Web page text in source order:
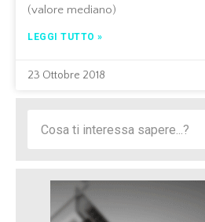
(valore mediano)
LEGGI TUTTO »
23 Ottobre 2018